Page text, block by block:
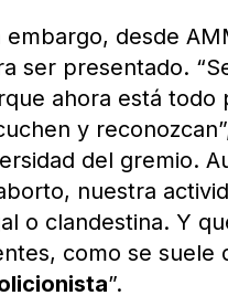
embargo, desde
ser presentado.
ahora está todo
y
del gremio.
nuestra
o clandestina. Y
como se suele
”.